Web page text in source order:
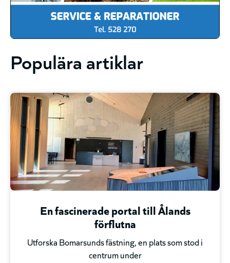
Populära artiklar
En fascinerade portal till Ålands
förflutna
Utforska Bomarsunds fästning, en plats som stod i
centrum under